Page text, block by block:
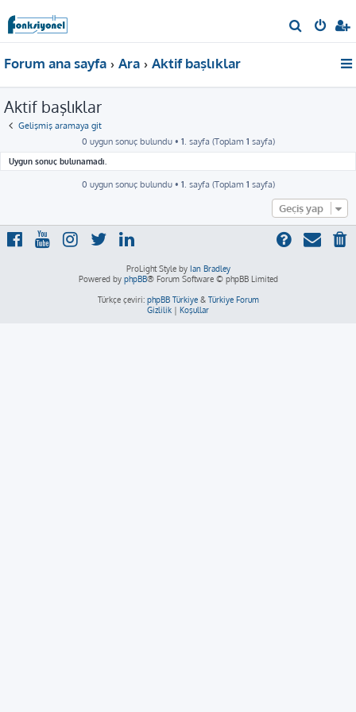
r
Forum ana sayfa Ara Aktif başlıklar
Aktif başlıklar
Gelişmiş aramaya git
0 uygun sonuç bulundu • 1 . sayfa (Toplam 1 sayfa)
Uygun sonuç bulunamadı.
0 uygun sonuç bulundu • 1 . sayfa (Toplam 1 sayfa)
Geçiş yap
ProLight Style by Ian Bradley
Powered by phpBB® Forum Software © phpBB Limited
Türkçe çeviri: phpBB Türkiye& Türkiye Forum
Gizlilik | Koşullar